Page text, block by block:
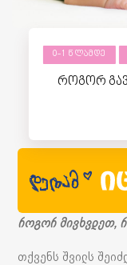
0-1 ᲬᲚᲐᲛᲓᲔ
როგორ
როგორ მივხვდეთ,
თქვენს შვილს